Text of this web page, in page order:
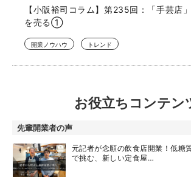
【小阪裕司コラム】第235回：「手芸店
を売る①
開業ノウハウ トレンド
お役立ちコンテン
先輩開業者の声
元記者が念願の飲食店開業！低糖
で挑む、新しい定食屋…